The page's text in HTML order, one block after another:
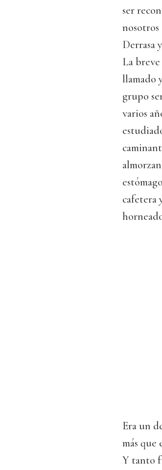
ser
Derrasa
La
llamado
grupo
varios
cafetera
Era un
más que
Y tanto